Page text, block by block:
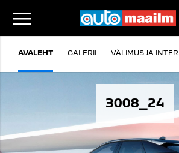
AVALEHT GALERII VÄLIMUS JA
3008_24